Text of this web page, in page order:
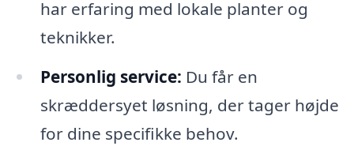
har erfaring med lokale planter og
teknikker.
Personlig service: Du får en
skræddersyet løsning, der tager højde
for dine specifikke behov.